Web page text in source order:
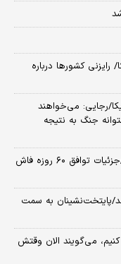
رایزنی کشورها درباره
رجایی: می‌خواهند
جنگ به نتیجه
العربیه: توافق بازگشایی تنگه هرمز در راه است/جزئیات توافق ۶۰ روزه فاش
پایتخت‌نشینان به سمت
کنیم، می‌گویند الان وقتش